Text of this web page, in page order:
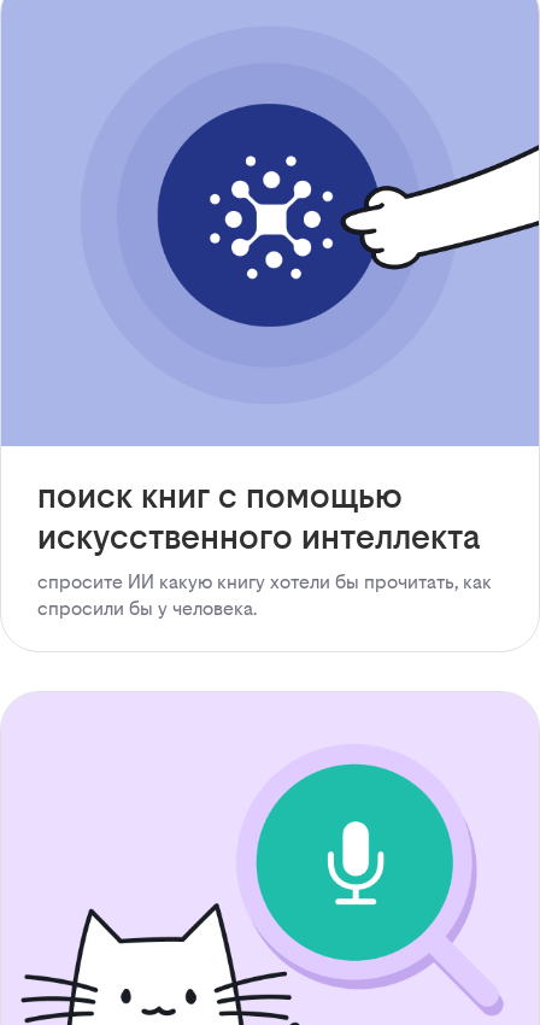
поиск книг с помощью
искусственного интеллекта
спросите ИИ какую книгу хотели бы прочитать, как
спросили бы у человека.